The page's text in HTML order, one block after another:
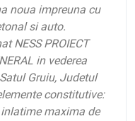
noua impreuna cu
si auto.
NESS PROIECT
in vederea
Gruiu, Judetul
constitutive:
maxima de